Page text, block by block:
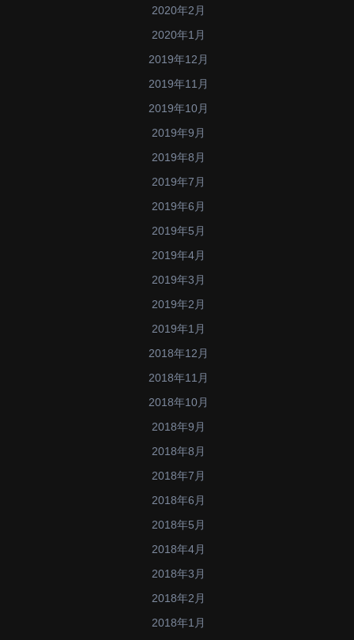
2020年2月
2020年1月
2019年12月
2019年11月
2019年10月
2019年9月
2019年8月
2019年7月
2019年6月
2019年5月
2019年4月
2019年3月
2019年2月
2019年1月
2018年12月
2018年11月
2018年10月
2018年9月
2018年8月
2018年7月
2018年6月
2018年5月
2018年4月
2018年3月
2018年2月
2018年1月